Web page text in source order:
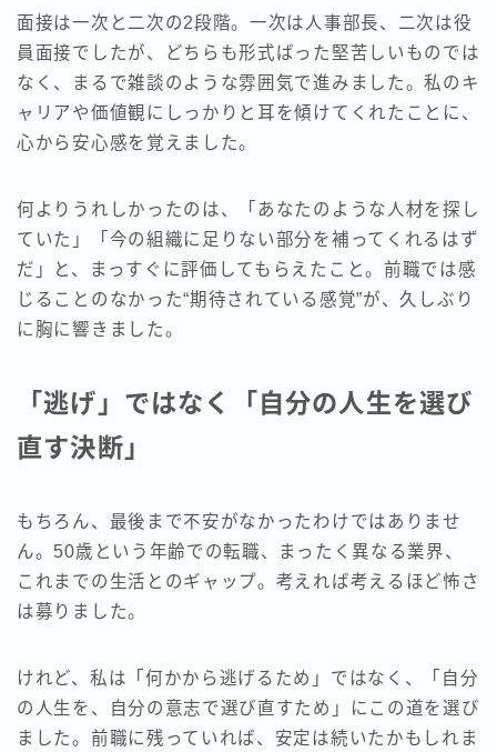
面接は一次と二次の2段階。一次は人事部長、二次は役
員面接でしたが、どちらも形式ばった堅苦しいものでは
なく、まるで雑談のような雰囲気で進みました。私のキ
ャリアや価値観にしっかりと耳を傾けてくれたことに、
心から安心感を覚えました。
何よりうれしかったのは、「あなたのような人材を探し
ていた」「今の組織に足りない部分を補ってくれるはず
だ」と、まっすぐに評価してもらえたこと。前職では感
じることのなかった“期待されている感覚”が、久しぶり
に胸に響きました。
「逃げ」ではなく「自分の人生を選び
直す決断」
もちろん、最後まで不安がなかったわけではありませ
ん。50歳という年齢での転職、まったく異なる業界、
これまでの生活とのギャップ。考えれば考えるほど怖さ
は募りました。
けれど、私は「何かから逃げるため」ではなく、「自分
の人生を、自分の意志で選び直すため」にこの道を選び
ました。前職に残っていれば、安定は続いたかもしれま